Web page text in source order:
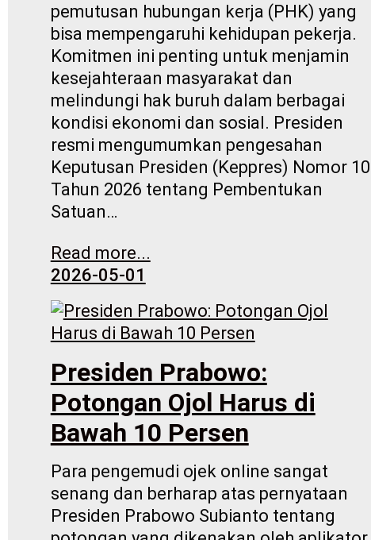
pemutusan hubungan kerja (PHK) yang
bisa mempengaruhi kehidupan pekerja.
Komitmen ini penting untuk menjamin
kesejahteraan masyarakat dan
melindungi hak buruh dalam berbagai
kondisi ekonomi dan sosial. Presiden
resmi mengumumkan pengesahan
Keputusan Presiden (Keppres) Nomor 10
Tahun 2026 tentang Pembentukan
Satuan…
Read more...
2026-05-01
Presiden Prabowo:
Potongan Ojol Harus di
Bawah 10 Persen
Para pengemudi ojek online sangat
senang dan berharap atas pernyataan
Presiden Prabowo Subianto tentang